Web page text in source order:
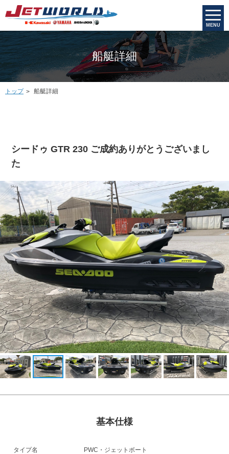
MENU
船艇詳細
トップ 船艇詳細
シードゥ GTR 230 ご成約ありがとうございまし
た
基本仕様
タイプ名 PWC・ジェットボート